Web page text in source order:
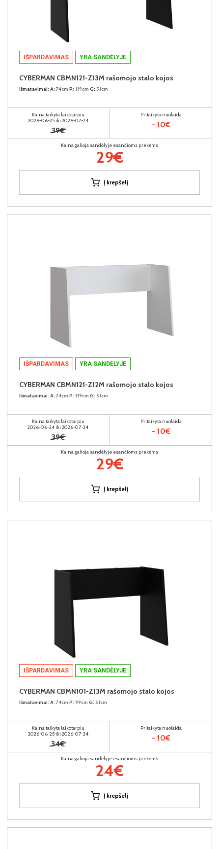
IŠPARDAVIMAS YRA SANDĖLYJE
CYBERMAN CBMN121-Z13M rašomojo stalo kojos
Išmatavimai: A: 74cm P: 119cm G: 51cm
Kaina taikyta laikotarpiu
2026-06-25 iki 2026-07-24
39€
Pritaikyta nuolaida
- 10€
Kaina galioja sandėlyje esančioms prekėms
29€
Į krepšelį
IŠPARDAVIMAS YRA SANDĖLYJE
CYBERMAN CBMN121-Z12M rašomojo stalo kojos
Išmatavimai: A: 74cm P: 119cm G: 51cm
Kaina taikyta laikotarpiu
2026-06-24 iki 2026-07-24
39€
Pritaikyta nuolaida
- 10€
Kaina galioja sandėlyje esančioms prekėms
29€
Į krepšelį
IŠPARDAVIMAS YRA SANDĖLYJE
CYBERMAN CBMN101-Z13M rašomojo stalo kojos
Išmatavimai: A: 74cm P: 99cm G: 51cm
Kaina taikyta laikotarpiu
2026-06-25 iki 2026-07-24
34€
Pritaikyta nuolaida
- 10€
Kaina galioja sandėlyje esančioms prekėms
24€
Į krepšelį